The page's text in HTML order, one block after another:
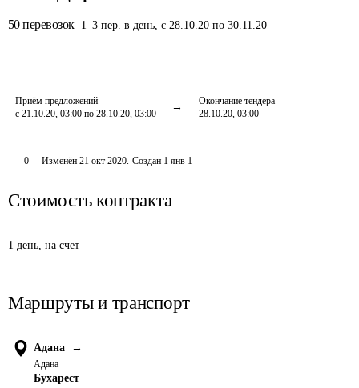
50 перевозок 1–3 пер. в день, с 28.10.20 по 30.11.20
Приём предложений
с 21.10.20, 03:00 по 28.10.20, 03:00
Окончание тендера
28.10.20, 03:00
0 Изменён 21 окт 2020. Создан 1 янв 1
Стоимость контракта
1 день, на счет
Маршруты и транспорт
Адана →
Адана
Бухарест